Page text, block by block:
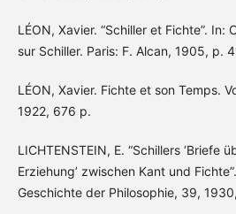
LÉON, Xavier. “Schiller et Fichte”. In:
sur Schiller. Paris: F. Alcan, 1905, p.
LÉON, Xavier. Fichte et son Temps.
1922, 676 p.
LICHTENSTEIN, E. “Schillers ‘Briefe
Erziehung’ zwischen Kant und
Geschichte der Philosophie, 39,